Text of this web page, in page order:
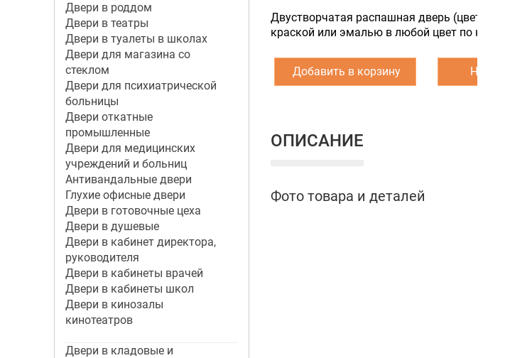
Двери в роддом
Двери в театры
Двери в туалеты в школах
Двери для магазина со
стеклом
Двери для психиатрической
больницы
Двери откатные
промышленные
Двери для медицинских
учреждений и больниц
Антивандальные двери
Глухие офисные двери
Двери в готовочные цеха
Двери в душевые
Двери в кабинет директора,
руководителя
Двери в кабинеты врачей
Двери в кабинеты школ
Двери в кинозалы
кинотеатров
Двери в кладовые и
Двустворчатая распашная дверь (цвет
краской или эмалью в любой цвет по
Добавить в корзину
ОПИСАНИЕ
Фото товара и деталей